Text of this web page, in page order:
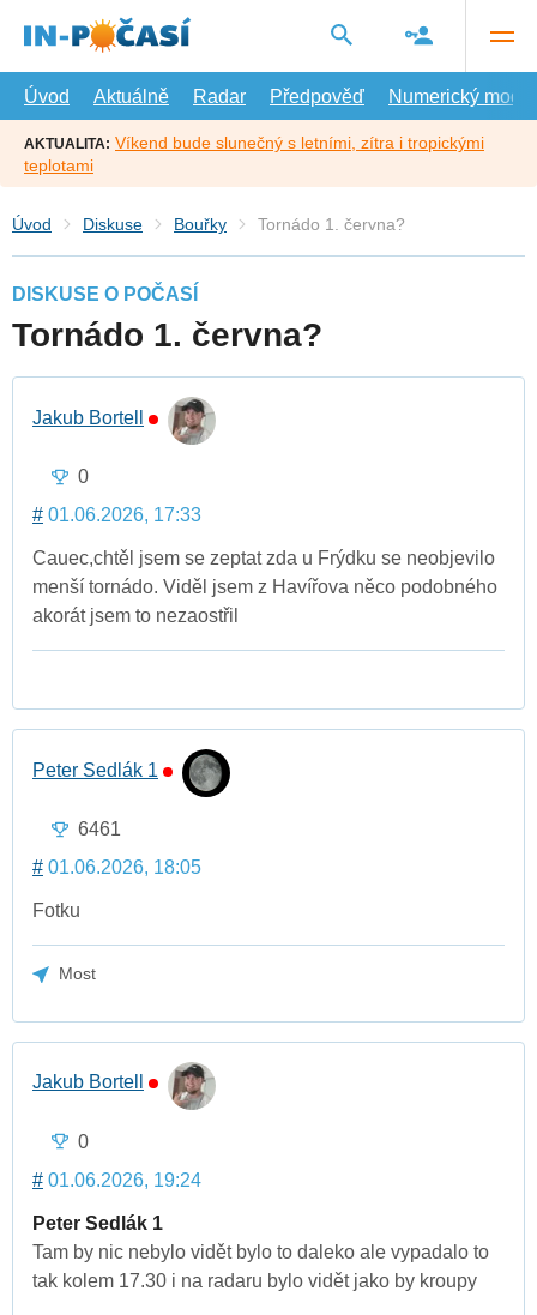
hlavní
Úvod
Aktuálně Radar Předpověď Numerický model
AKTUALITA: Víkend bude slunečný s letními, zítra i tropickými
teplotami
Úvod Diskuse Bouřky Tornádo 1. června?
DISKUSE O POČASÍ
Tornádo 1. června?
Jakub Bortell
0
# 01.06.2026, 17:33
Cauec,chtěl jsem se zeptat zda u Frýdku se neobjevilo
menší tornádo. Viděl jsem z Havířova něco podobného
akorát jsem to nezaostřil
Peter Sedlák 1
6461
# 01.06.2026, 18:05
Fotku
Most
Jakub Bortell
0
# 01.06.2026, 19:24
Peter Sedlák 1
Tam by nic nebylo vidět bylo to daleko ale vypadalo to
tak kolem 17.30 i na radaru bylo vidět jako by kroupy